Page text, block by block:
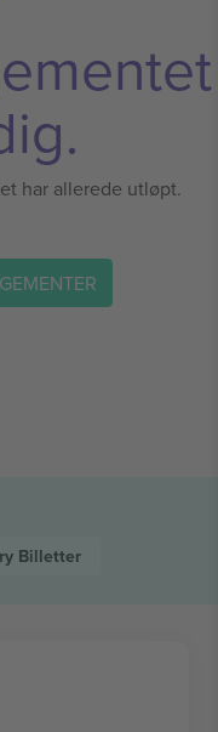
har allerede utløpt.
Billetter